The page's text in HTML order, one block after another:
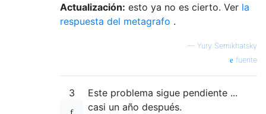
Actualización: esto ya no es cierto. Ver la
respuesta del metagrafo .
— Yury Semikhatsky
fuente
3
Este problema sigue pendiente ...
casi un año después.